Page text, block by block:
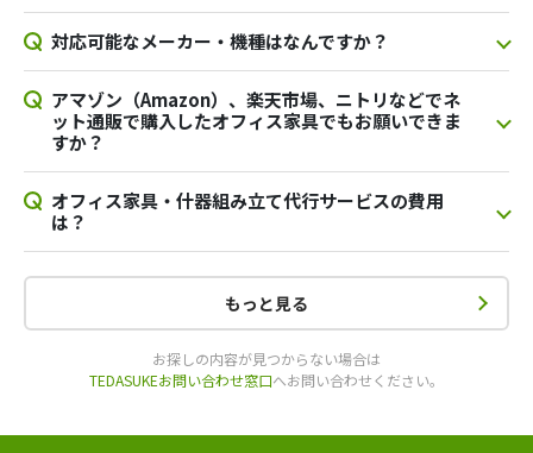
対応可能なメーカー・機種はなんですか？
アマゾン（Amazon）、楽天市場、ニトリなどでネ
ット通販で購入したオフィス家具でもお願いできま
すか？
オフィス家具・什器組み立て代行サービスの費用
は？
もっと見る
お探しの内容が見つからない場合は
TEDASUKEお問い合わせ窓口へお問い合わせください。